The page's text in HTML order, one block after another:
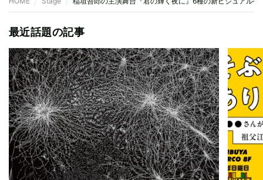
最近話題の記事